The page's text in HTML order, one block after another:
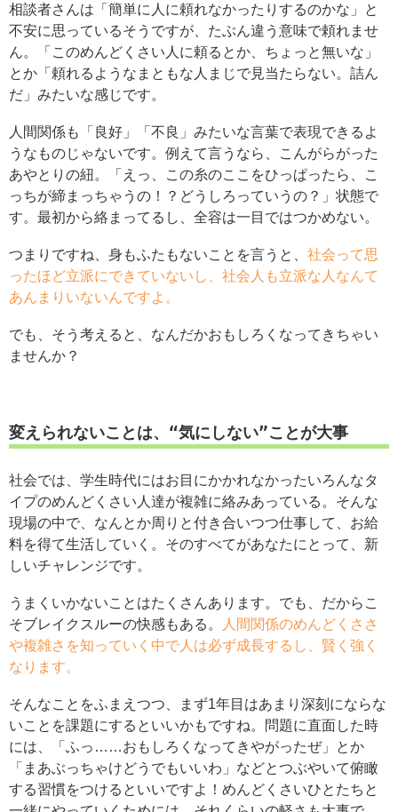
相談者さんは「簡単に人に頼れなかったりするのかな」と
不安に思っているそうですが、たぶん違う意味で頼れませ
ん。「このめんどくさい人に頼るとか、ちょっと無いな」
とか「頼れるようなまともな人まじで見当たらない。詰ん
だ」みたいな感じです。
人間関係も「良好」「不良」みたいな言葉で表現できるよ
うなものじゃないです。例えて言うなら、こんがらがった
あやとりの紐。「えっ、この糸のここをひっぱったら、こ
っちが締まっちゃうの！？どうしろっていうの？」状態で
す。最初から絡まってるし、全容は一目ではつかめない。
つまりですね、身もふたもないことを言うと、 社会って思
ったほど立派にできていないし、社会人も立派な人なんて
あんまりいないんですよ。
でも、そう考えると、なんだかおもしろくなってきちゃい
ませんか？
変えられないことは、“気にしない”ことが大事
社会では、学生時代にはお目にかかれなかったいろんなタ
イプのめんどくさい人達が複雑に絡みあっている。そんな
現場の中で、なんとか周りと付き合いつつ仕事して、お給
料を得て生活していく。そのすべてがあなたにとって、新
しいチャレンジです。
うまくいかないことはたくさんあります。でも、だからこ
そブレイクスルーの快感もある。
人間関係のめんどくささ
や複雑さを知っていく中で人は必ず成長するし、賢く強く
なります。
そんなことをふまえつつ、まず1年目はあまり深刻にならな
いことを課題にするといいかもですね。問題に直面した時
には、「ふっ……おもしろくなってきやがったぜ」とか
「まあぶっちゃけどうでもいいわ」などとつぶやいて俯瞰
する習慣をつけるといいですよ！めんどくさいひとたちと